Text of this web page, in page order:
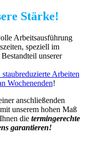
Stärke!
Arbeitsausführung
speziell im
unserer
staubreduzierte Arbeiten
Wochenenden!
anschließenden
unserem hohen Maß
die termingerechte
garantieren!